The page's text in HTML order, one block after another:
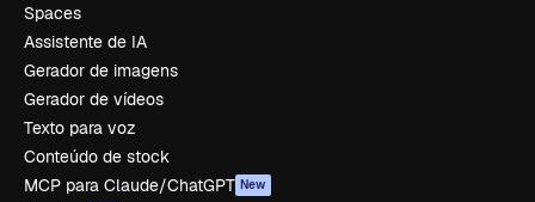
Spaces
Assistente de IA
Gerador de imagens
Gerador de vídeos
Texto para voz
Conteúdo de stock
MCP para Claude/ChatGPT New